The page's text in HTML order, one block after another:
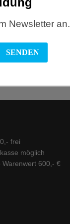
frei
möglich
Warenwert 600,- €
Newsletter an.